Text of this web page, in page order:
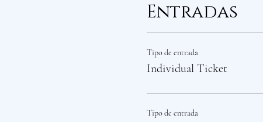
Entradas
Tipo de entrada
Individual Ticket
Tipo de entrada